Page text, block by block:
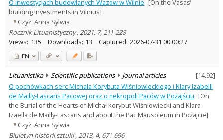
O inwestycjach budowlanych Wazów w Wilnie [On the Vasas’
building investments in Vilnius]
Czyż, Anna Sylwia
Rocznik Lituanistyczny , 2021, 7, 211-228
Views: 135 Downloads: 13 Captured: 2026-07-31 00:00:27
EN
Lituanistika Scientific publications Journal articles [14.92]
O pochówkach serc Michała Korybuta Wiśniowieckiego i Klary Izabelli
de Mailly-Lascaris Pacowej oraz o nekropoli Paców w Pożajściu [On
the Burial of the Hearts of Michał Korybut Wiśniowiecki and Klara
Izaella de Mailly-Lascaris and about the Pac Mausoleum in Pożajcie]
Czyż, Anna Sylwia
Biuletyn historii sztuki , 2013, 4, 671-696